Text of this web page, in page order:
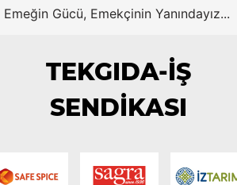
Emeğin Gücü, Emekçinin Yanındayız...
TEKGIDA-İŞ
SENDİKASI